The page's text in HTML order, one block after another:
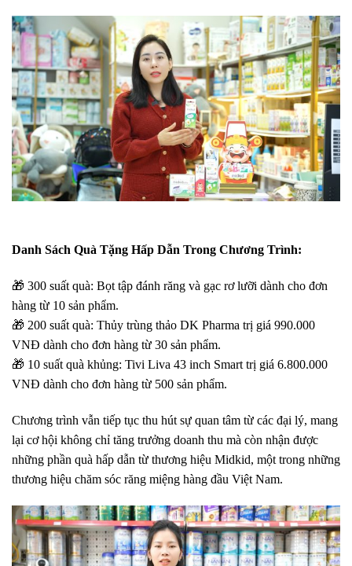
Danh Sách Quà Tặng Hấp Dẫn Trong Chương Trình:
🎁 300 suất quà: Bọt tập đánh răng và gạc rơ lưỡi dành cho đơn
hàng từ 10 sản phẩm.
🎁 200 suất quà: Thủy trùng thảo DK Pharma trị giá 990.000
VNĐ dành cho đơn hàng từ 30 sản phẩm.
🎁 10 suất quà khủng: Tivi Liva 43 inch Smart trị giá 6.800.000
VNĐ dành cho đơn hàng từ 500 sản phẩm.
Chương trình vẫn tiếp tục thu hút sự quan tâm từ các đại lý, mang
lại cơ hội không chỉ tăng trưởng doanh thu mà còn nhận được
những phần quà hấp dẫn từ thương hiệu Midkid, một trong những
thương hiệu chăm sóc răng miệng hàng đầu Việt Nam.